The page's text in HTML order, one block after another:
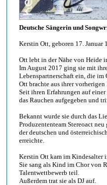
Deutsche Sängerin und
Kerstin Ott, geboren 17. Januar
Ott lebt in der Nähe von Heide
Im August 2017 ging sie mit
Lebenspartnerschaft ein, die
Ott brachte aus ihrer
Seit ihren Erfahrungen auf
das Rauchen aufgegeben und
Bekannt wurde sie durch das
Produzententeam Stereoact
der deutschen und
erreichte.
Kerstin Ott kam im Kindesalter
Sie sang als Kind im Chor von
Talentwettbewerb teil.
Außerdem trat sie als DJ auf.